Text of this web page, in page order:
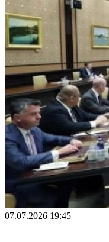
07.07.2026 19:45